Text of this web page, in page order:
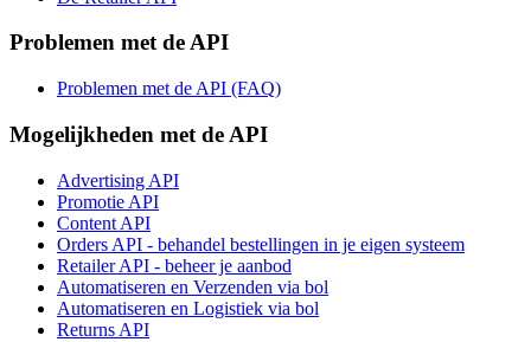
Problemen met de API
Problemen met de API (FAQ)
Mogelijkheden met de API
Advertising API
Promotie API
Content API
Orders API - behandel bestellingen in je eigen systeem
Retailer API - beheer je aanbod
Automatiseren en Verzenden via bol
Automatiseren en Logistiek via bol
Returns API